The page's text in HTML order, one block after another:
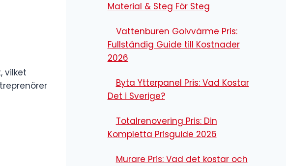
vilket
Material & Steg För Steg
Vattenburen Golvvärme Pris:
Fullständig Guide till Kostnader
2026
Byta Ytterpanel Pris: Vad Kostar
Det i Sverige?
Totalrenovering Pris: Din
Kompletta Prisguide 2026
Murare Pris: Vad det kostar och